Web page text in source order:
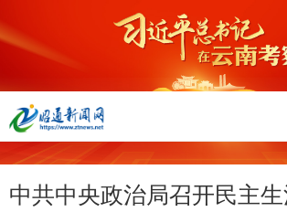
中共中央政治局召开民主